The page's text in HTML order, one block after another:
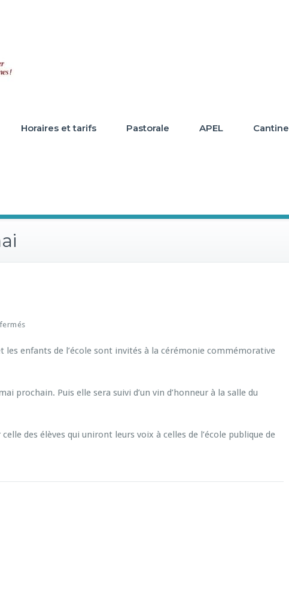
Horaires et tarifs Pastorale APEL Cantine
r
é
n
u
les enfants de l’école sont invités à la cérémonie commémorative
prochain. Puis elle sera suivi d’un vin d’honneur à la salle du
des élèves qui uniront leurs voix à celles de l’école publique de